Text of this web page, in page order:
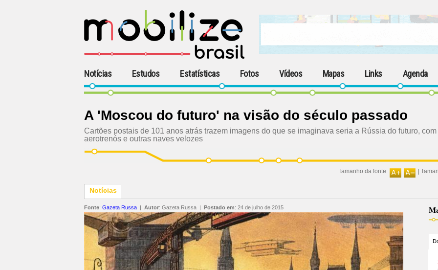
Notícias Estudos Estatísticas Fotos Vídeos Mapas Links Agenda
A 'Moscou do futuro' na visão do século passado
Cartões postais de 101 anos atrás trazem imagens do que se imaginava seria a Rússia do futuro,
aerotrenós e outras naves velozes
Tamanho da fonte
Notícias
Fonte: Gazeta Russa | Autor: Gazeta Russa | Postado em: 24 de julho de 2015